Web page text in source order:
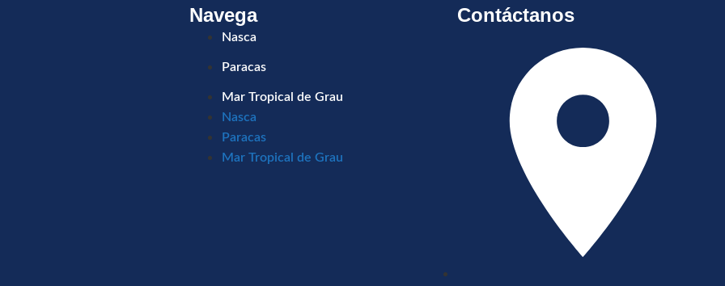
Navega
Nasca
Paracas
Mar Tropical de Grau
Nasca
Paracas
Mar Tropical de Grau
Contáctanos